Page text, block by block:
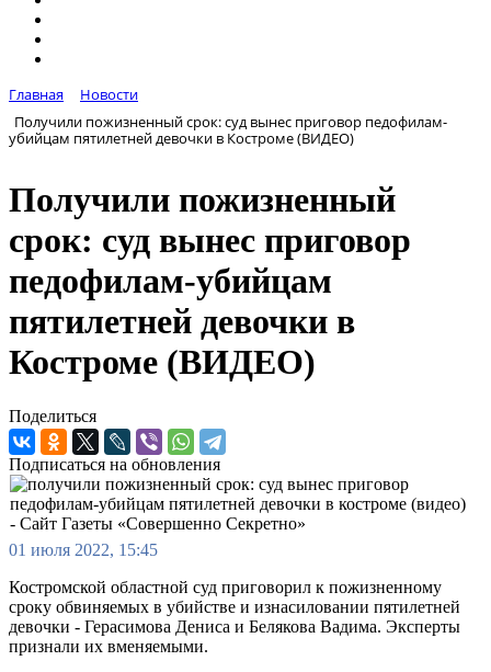
Главная
Новости
Получили пожизненный срок: суд вынес приговор педофилам-
убийцам пятилетней девочки в Костроме (ВИДЕО)
Получили пожизненный
срок: суд вынес приговор
педофилам-убийцам
пятилетней девочки в
Костроме (ВИДЕО)
Поделиться
Подписаться на обновления
01 июля 2022, 15:45
Костромской областной суд приговорил к пожизненному
сроку обвиняемых в убийстве и изнасиловании пятилетней
девочки - Герасимова Дениса и Белякова Вадима. Эксперты
признали их вменяемыми.